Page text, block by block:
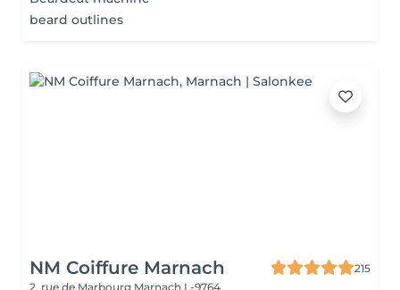
beard outlines
NM Coiffure Marnach
215
2, rue de Marbourg Marnach L-9764